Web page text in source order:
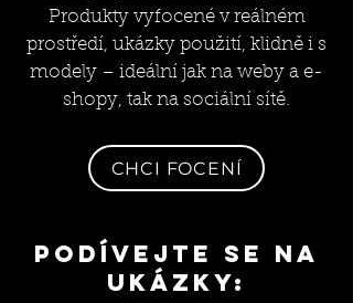
Produkty vyfocené v reálném
prostředí, ukázky použití, klidně i s
modely – ideální jak na weby a e-
shopy, tak na sociální sítě.
CHCI FOCENÍ
podívejte se na
ukázky: